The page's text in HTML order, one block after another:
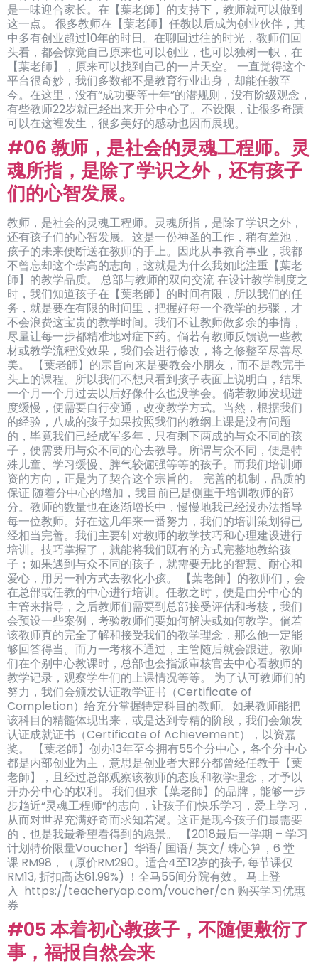
是一味迎合家长。在【葉老師】的支持下，教师就可以做到
这一点。 很多教师在【葉老師】任教以后成为创业伙伴，其
中多有创业超过10年的时日。在聊回过往的时光，教师们回
头看，都会惊觉自己原来也可以创业，也可以独树一帜，在
【葉老師】，原来可以找到自己的一片天空。 一直觉得这个
平台很奇妙，我们多数都不是教育行业出身，却能任教至
今。在这里，没有“成功要等十年”的潜规则，没有阶级观念，
有些教师22岁就已经出来开分中心了。不设限，让很多奇蹟
可以在这裡发生，很多美好的感动也因而展现。
#06 教师，是社会的灵魂工程师。灵
魂所指，是除了学识之外，还有孩子
们的心智发展。
教师，是社会的灵魂工程师。灵魂所指，是除了学识之外，
还有孩子们的心智发展。这是一份神圣的工作，稍有差池，
孩子的未来便断送在教师的手上。因此从事教育事业，我都
不曾忘却这个崇高的志向，这就是为什么我如此注重【葉老
師】的教学品质。 总部与教师的双向交流 在设计教学制度之
时，我们知道孩子在【葉老師】的时间有限，所以我们的任
务，就是要在有限的时间里，把握好每一个教学的步骤，才
不会浪费这宝贵的教学时间。我们不让教师做多余的事情，
尽量让每一步都精准地对症下药。倘若有教师反馈说一些教
材或教学流程没效果，我们会进行修改，将之修整至尽善尽
美。 【葉老師】的宗旨向来是要教会小朋友，而不是教完手
头上的课程。所以我们不想只看到孩子表面上说明白，结果
一个月一个月过去以后好像什么也没学会。倘若教师发现进
度缓慢，便需要自行变通，改变教学方式。当然，根据我们
的经验，八成的孩子如果按照我们的教纲上课是没有问题
的，毕竟我们已经成军多年，只有剩下两成的与众不同的孩
子，便需要用与众不同的心去教导。所谓与众不同，便是特
殊儿童、学习缓慢、脾气较倔强等等的孩子。而我们培训师
资的方向，正是为了契合这个宗旨的。 完善的机制，品质的
保证 随着分中心的增加，我目前已是侧重于培训教师的部
分。教师的数量也在逐渐增长中，慢慢地我已经没办法指导
每一位教师。好在这几年来一番努力，我们的培训策划得已
经相当完善。我们主要针对教师的教学技巧和心理建设进行
培训。技巧掌握了，就能将我们既有的方式完整地教给孩
子；如果遇到与众不同的孩子，就需要无比的智慧、耐心和
爱心，用另一种方式去教化小孩。 【葉老師】的教师们，会
在总部或任教的中心进行培训。任教之时，便是由分中心的
主管来指导，之后教师们需要到总部接受评估和考核，我们
会预设一些案例，考验教师们要如何解决或如何教学。倘若
该教师真的完全了解和接受我们的教学理念，那么他一定能
够回答得当。而万一考核不通过，主管随后就会跟进。教师
们在个别中心教课时，总部也会指派审核官去中心看教师的
教学记录，观察学生们的上课情况等等。 为了认可教师们的
努力，我们会颁发认证教学证书（Certificate of
Completion）给充分掌握特定科目的教师。如果教师能把
该科目的精髓体现出来，或是达到专精的阶段，我们会颁发
认证成就证书（Certificate of Achievement），以资嘉
奖。 【葉老師】创办13年至今拥有55个分中心，各个分中心
都是内部创业为主，意思是创业者大部分都曾经任教于【葉
老師】，且经过总部观察该教师的态度和教学理念，才予以
开办分中心的权利。 我们但求【葉老師】的品牌，能够一步
步趋近“灵魂工程师”的志向，让孩子们快乐学习，爱上学习，
从而对世界充满好奇而求知若渴。这正是现今孩子们最需要
的，也是我最希望看得到的愿景。 【2018最后一学期 – 学习
计划特价限量Voucher】华语/ 国语/ 英文/ 珠心算，6 堂
课 RM98，（原价RM290。适合4至12岁的孩子, 每节课仅
RM13, 折扣高达61.99%) ！全马55间分院有效。 马上登
入 https://teacheryap.com/voucher/cn 购买学习优惠
券
#05 本着初心教孩子，不随便敷衍了
事，福报自然会来